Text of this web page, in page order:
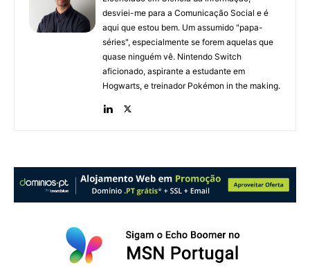
desviei-me para a Comunicação Social e é
aqui que estou bem. Um assumido "papa-
séries", especialmente se forem aquelas que
quase ninguém vê. Nintendo Switch
aficionado, aspirante a estudante em
Hogwarts, e treinador Pokémon in the making.